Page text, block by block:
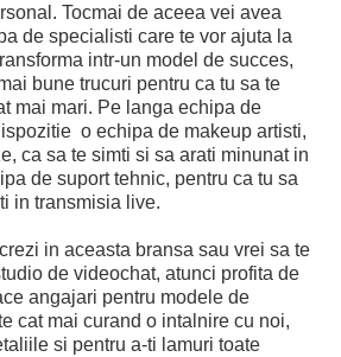
Tocmai de aceea vei avea
de specialisti care te vor ajuta la
intr-un model de succes,
bune trucuri pentru ca tu sa te
mai mari. Pe langa echipa de
o echipa de makeup artisti,
ca sa te simti si sa arati minunat in
de suport tehnic, pentru ca tu sa
in transmisia live.
in aceasta bransa sau vrei sa te
de videochat, atunci profita de
angajari pentru modele de
cat mai curand o intalnire cu noi,
si pentru a-ti lamuri toate